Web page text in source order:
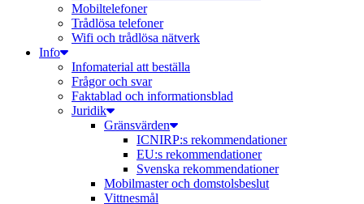
Mobiltelefoner
Trådlösa telefoner
Wifi och trådlösa nätverk
Info
Infomaterial att beställa
Frågor och svar
Faktablad och informationsblad
Juridik
Gränsvärden
ICNIRP:s rekommendationer
EU:s rekommendationer
Svenska rekommendationer
Mobilmaster och domstolsbeslut
Vittnesmål